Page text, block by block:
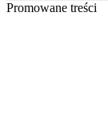
Promowane treści